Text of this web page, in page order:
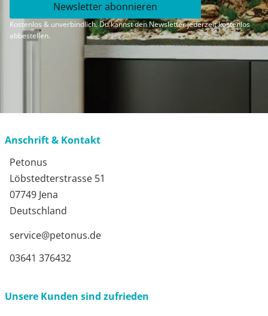
Newsletter abonnieren
Kostenlos & unverbindlich. Du kannst den Newsletter jederzeit kostenlos
abbestellen.
Anschrift & Kontakt
Petonus
Löbstedterstrasse 51
07749 Jena
Deutschland
service@petonus.de
03641 376432
Unsere Kunden sind zufrieden